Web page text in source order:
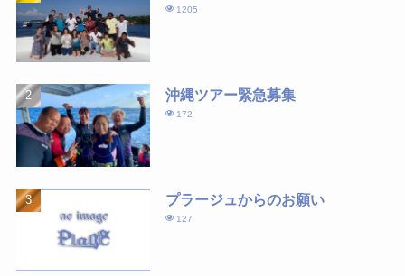
1205
沖縄ツアー緊急募集
172
プラージュからのお願い
127